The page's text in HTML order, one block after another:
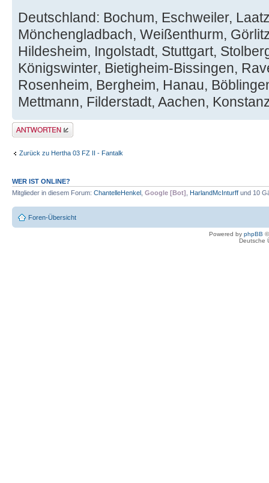
Deutschland: Bochum, Eschweiler,
Mönchengladbach, Weißenthurm,
Hildesheim, Ingolstadt, Stuttgart,
Königswinter, Bietigheim-Bissingen,
Rosenheim, Bergheim, Hanau,
Mettmann, Filderstadt, Aachen,
Antwort erstellen
Zurück zu Hertha 03 FZ II - Fantalk
WER IST ONLINE?
Mitglieder in diesem Forum: ChantelleHenkel Google [Bot] HarlandMcInturff und 10
Foren-Übersicht
Powered by phpBB
Deutsche